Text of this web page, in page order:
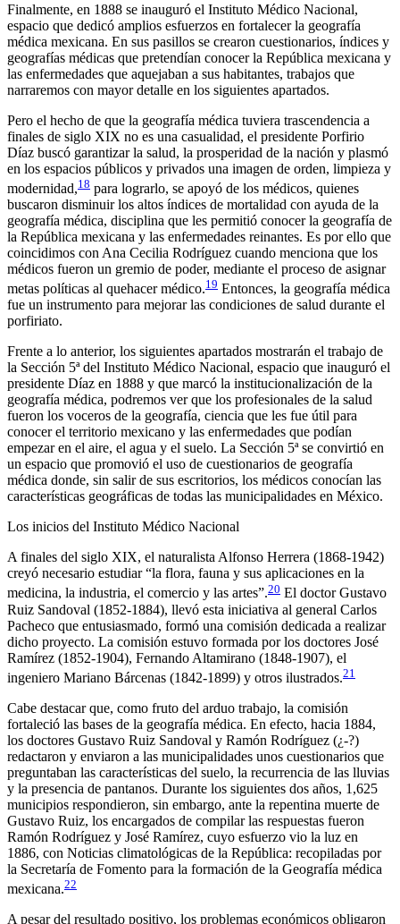
Finalmente, en 1888 se inauguró el Instituto Médico Nacional,
espacio que dedicó amplios esfuerzos en fortalecer la geografía
médica mexicana. En sus pasillos se crearon cuestionarios, índices y
geografías médicas que pretendían conocer la República mexicana y
las enfermedades que aquejaban a sus habitantes, trabajos que
narraremos con mayor detalle en los siguientes apartados.
Pero el hecho de que la geografía médica tuviera trascendencia a
finales de siglo XIX no es una casualidad, el presidente Porfirio
Díaz buscó garantizar la salud, la prosperidad de la nación y plasmó
en los espacios públicos y privados una imagen de orden, limpieza y
modernidad,18 para lograrlo, se apoyó de los médicos, quienes
buscaron disminuir los altos índices de mortalidad con ayuda de la
geografía médica, disciplina que les permitió conocer la geografía de
la República mexicana y las enfermedades reinantes. Es por ello que
coincidimos con Ana Cecilia Rodríguez cuando menciona que los
médicos fueron un gremio de poder, mediante el proceso de asignar
metas políticas al quehacer médico.19 Entonces, la geografía médica
fue un instrumento para mejorar las condiciones de salud durante el
porfiriato.
Frente a lo anterior, los siguientes apartados mostrarán el trabajo de
la Sección 5ª del Instituto Médico Nacional, espacio que inauguró el
presidente Díaz en 1888 y que marcó la institucionalización de la
geografía médica, podremos ver que los profesionales de la salud
fueron los voceros de la geografía, ciencia que les fue útil para
conocer el territorio mexicano y las enfermedades que podían
empezar en el aire, el agua y el suelo. La Sección 5ª se convirtió en
un espacio que promovió el uso de cuestionarios de geografía
médica donde, sin salir de sus escritorios, los médicos conocían las
características geográficas de todas las municipalidades en México.
Los inicios del Instituto Médico Nacional
A finales del siglo XIX, el naturalista Alfonso Herrera (1868-1942)
creyó necesario estudiar “la flora, fauna y sus aplicaciones en la
medicina, la industria, el comercio y las artes”.20 El doctor Gustavo
Ruiz Sandoval (1852-1884), llevó esta iniciativa al general Carlos
Pacheco que entusiasmado, formó una comisión dedicada a realizar
dicho proyecto. La comisión estuvo formada por los doctores José
Ramírez (1852-1904), Fernando Altamirano (1848-1907), el
ingeniero Mariano Bárcenas (1842-1899) y otros ilustrados.21
Cabe destacar que, como fruto del arduo trabajo, la comisión
fortaleció las bases de la geografía médica. En efecto, hacia 1884,
los doctores Gustavo Ruiz Sandoval y Ramón Rodríguez (¿-?)
redactaron y enviaron a las municipalidades unos cuestionarios que
preguntaban las características del suelo, la recurrencia de las lluvias
y la presencia de pantanos. Durante los siguientes dos años, 1,625
municipios respondieron, sin embargo, ante la repentina muerte de
Gustavo Ruiz, los encargados de compilar las respuestas fueron
Ramón Rodríguez y José Ramírez, cuyo esfuerzo vio la luz en
1886, con Noticias climatológicas de la República: recopiladas por
la Secretaría de Fomento para la formación de la Geografía médica
mexicana.22
A pesar del resultado positivo, los problemas económicos obligaron